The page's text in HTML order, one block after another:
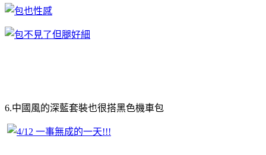
6.中國風的深藍套裝也很搭黑色機車包